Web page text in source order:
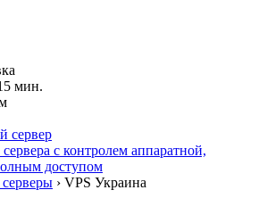
мин.
сервер
с контролем аппаратной,
доступом
› VPS Украина